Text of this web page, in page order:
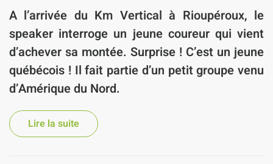
A l’arrivée du Km Vertical à Rioupéroux, le
speaker interroge un jeune coureur qui vient
d’achever sa montée. Surprise ! C’est un jeune
québécois ! Il fait partie d’un petit groupe venu
d’Amérique du Nord.
Lire la suite